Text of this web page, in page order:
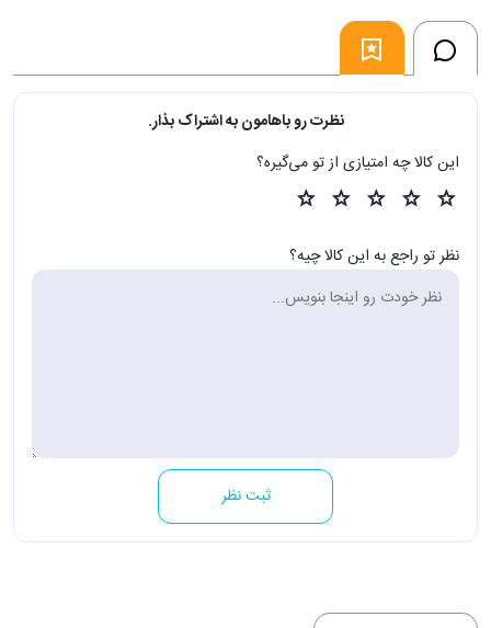
نظرت رو باهامون به اشتراک بذار.
این کالا چه امتیازی از تو می‌گیره؟
نظر تو راجع به این کالا چیه؟
ثبت نظر